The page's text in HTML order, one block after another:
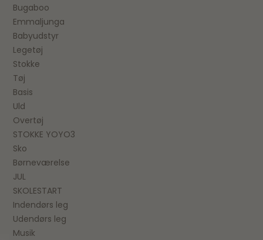
Bugaboo
Emmaljunga
Babyudstyr
Legetøj
Stokke
Tøj
Basis
Uld
Overtøj
STOKKE YOYO3
Sko
Børneværelse
JUL
SKOLESTART
Indendørs leg
Udendørs leg
Musik